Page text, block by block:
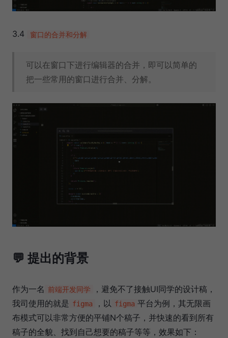
3.4 窗口的合并和分解
可以在窗口下进行编辑器的合并，即可以简单的
把一些常用的窗口进行合并、分解。
💬 提出的背景
作为一名 前端开发同学
，避免不了接触UI同学的设计稿，
我司使用的就是 figma ，以 figma 平台为例，其无限画
布模式可以非常方便的平铺N个稿子，并快速的看到所有
稿子的全貌、找到自己想要的稿子等等，效果如下：